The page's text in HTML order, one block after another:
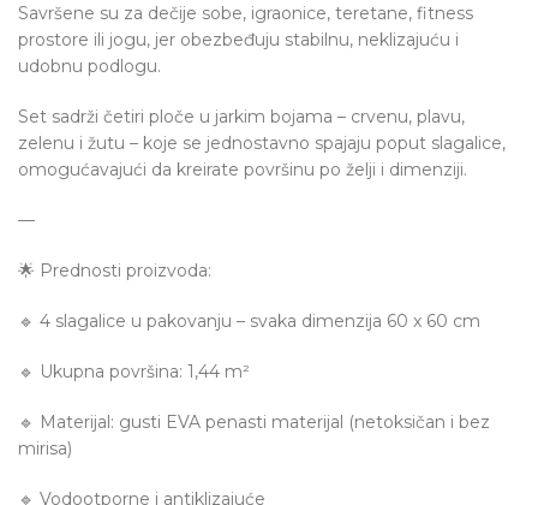
Savršene su za dečije sobe, igraonice, teretane, fitness
prostore ili jogu, jer obezbeđuju stabilnu, neklizajuću i
udobnu podlogu.
Set sadrži četiri ploče u jarkim bojama – crvenu, plavu,
zelenu i žutu – koje se jednostavno spajaju poput slagalice,
omogućavajući da kreirate površinu po želji i dimenziji.
—
🌟 Prednosti proizvoda:
🔹 4 slagalice u pakovanju – svaka dimenzija 60 x 60 cm
🔹 Ukupna površina: 1,44 m²
🔹 Materijal: gusti EVA penasti materijal (netoksičan i bez
mirisa)
🔹 Vodootporne i antiklizajuće